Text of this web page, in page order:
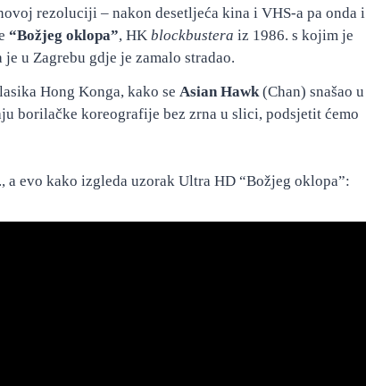
rezoluciji – nakon desetljeća kina i VHS-a pa onda i
“Božjeg oklopa”, HK blockbustera iz 1986. s kojim je
je u Zagrebu gdje je zamalo stradao.
Hong Konga, kako se Asian Hawk(Chan) snašao u
borilačke koreografije bez zrna u slici, podsjetit ćemo
evo kako izgleda uzorak Ultra HD “Božjeg oklopa”: